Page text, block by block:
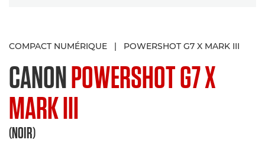
COMPACT NUMÉRIQUE | POWERSHOT G7 X MARK III
CANONPOWERSHOT G7 X
MARK III
(NOIR)